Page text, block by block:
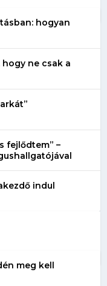
hogyan
ne csak a
fejlődtem” –
indul
meg kell